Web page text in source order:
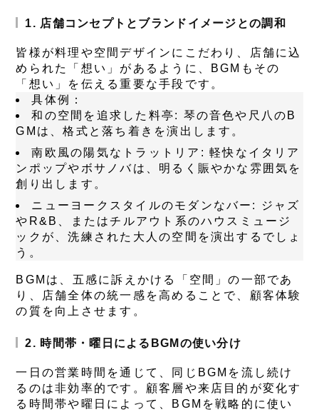
1. 店舗コンセプトとブランドイメージとの調和
皆様が料理や空間デザインにこだわり、店舗に込
められた「想い」があるように、BGMもその
「想い」を伝える重要な手段です。
具体例：
和の空間を追求した料亭: 琴の音色や尺八のB
GMは、格式と落ち着きを演出します。
南欧風の陽気なトラットリア: 軽快なイタリア
ンポップやボサノバは、明るく賑やかな雰囲気を
創り出します。
ニューヨークスタイルのモダンなバー:
ジャズ
やR&B、またはチルアウト系のハウスミュージ
ックが、洗練された大人の空間を演出するでしょ
う。
BGMは、五感に訴えかける「空間」の一部であ
り、店舗全体の統一感を高めることで、顧客体験
の質を向上させます。
2. 時間帯・曜日によるBGMの使い分け
一日の営業時間を通じて、同じBGMを流し続け
るのは非効率的です。顧客層や来店目的が変化す
る時間帯や曜日によって、BGMを戦略的に使い